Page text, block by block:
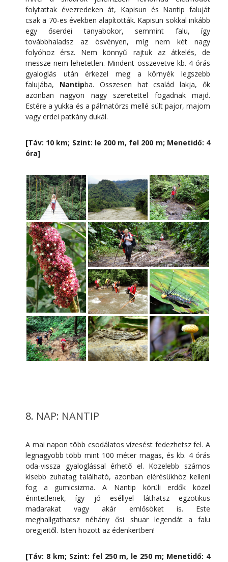
folytattak évezredeken át, Kapisun és Nantip faluját
csak a 70-es években alapították. Kapisun sokkal inkább
egy őserdei tanyabokor, semmint falu, így
továbbhaladsz az ösvényen, míg nem két nagy
folyóhoz érsz. Nem könnyű rajtuk az átkelés, de
messze nem lehetetlen. Mindent összevetve kb. 4 órás
gyaloglás után érkezel meg a környék legszebb
falujába, Nantipba. Összesen hat család lakja, ők
azonban nagyon nagy szeretettel fogadnak majd.
Estére a yukka és a pálmatörzs mellé sült pajor, majom
vagy erdei patkány dukál.
[Táv: 10 km; Szint: le 200 m, fel 200 m; Menetidő: 4
óra]
8. NAP: NANTIP
A mai napon több csodálatos vízesést fedezhetsz fel. A
legnagyobb több mint 100 méter magas, és kb. 4 órás
oda-vissza gyaloglással érhető el. Közelebb számos
kisebb zuhatag található, azonban elérésükhöz kelleni
fog a gumicsizma. A Nantip körüli erdők közel
érintetlenek, így jó eséllyel láthatsz egzotikus
madarakat vagy akár emlősöket is. Este
meghallgathatsz néhány ősi shuar legendát a falu
öregjeitől. Isten hozott az édenkertben!
[Táv: 8 km; Szint: fel 250 m, le 250 m; Menetidő: 4